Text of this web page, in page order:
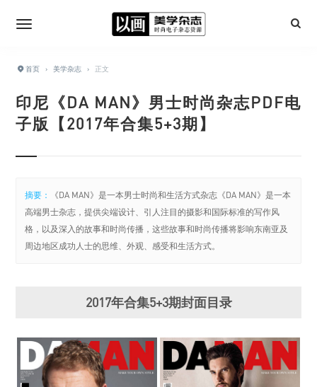
首页 › 美学杂志 › 正文
印尼《DA MAN》男士时尚杂志PDF电
子版【2017年合集5+3期】
摘要：
《DA MAN》是一本男士时尚和生活方式杂志《DA MAN》是一本
高端男士杂志，提供尖端设计、引人注目的摄影和国际标准的写作风
格，以及深入的故事和时尚传播，这些故事和时尚传播将影响东南亚及
周边地区成功人士的思维、外观、感受和生活方式。
2017年合集5+3期封面目录